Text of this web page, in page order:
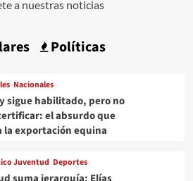
a nuestras noticias
Políticas
Nacionales
sigue habilitado, pero no
el absurdo que
la exportación equina
Juventud Deportes